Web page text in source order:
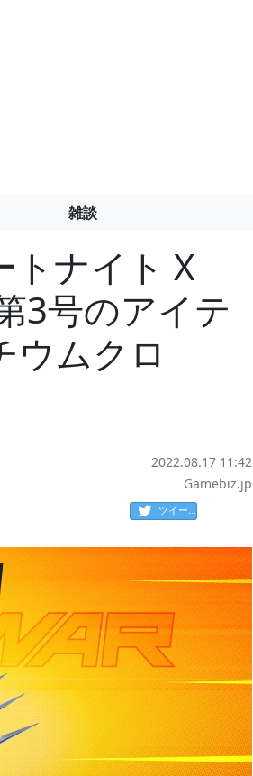
雑談
トナイト X
3号のアイテ
ウムクロ
2022.08.17 11:42
Gamebiz.jp
ツイート